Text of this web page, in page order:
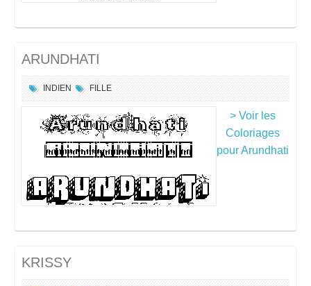
ARUNDHATI
INDIEN FILLE
> Voir les
Coloriages
pour Arundhati
KRISSY